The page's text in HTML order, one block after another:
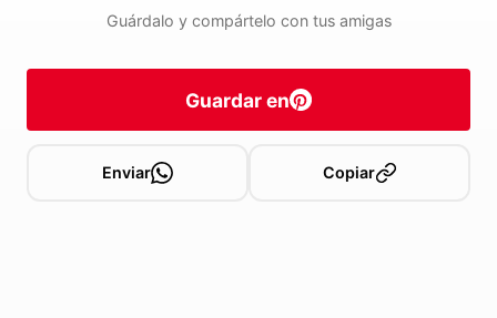
Guárdalo y compártelo con tus amigas
Guardar en
Enviar Copiar